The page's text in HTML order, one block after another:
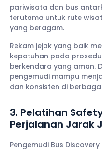
pariwisata dan bus
terutama untuk rute
yang beragam.
Rekam jejak yang baik
kepatuhan pada
berkendara yang aman.
pengemudi mampu
dan konsisten di
3. Pelatihan
Perjalanan Jarak
Pengemudi Bus